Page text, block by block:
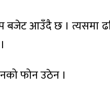
बजेट आउँदै छ । त्यसमा
फोन उठेन ।